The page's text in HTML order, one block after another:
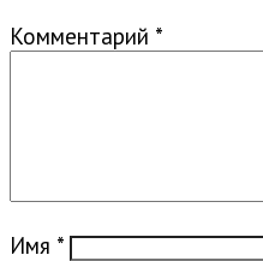
Комментарий *
Имя *